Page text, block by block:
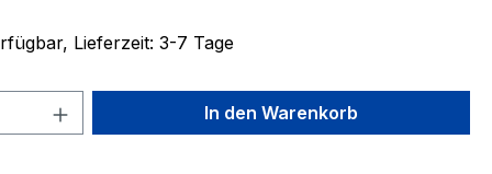
Lieferzeit: 3-7 Tage
Anzahl: Gib den gewünschten Wert
In den Warenkorb